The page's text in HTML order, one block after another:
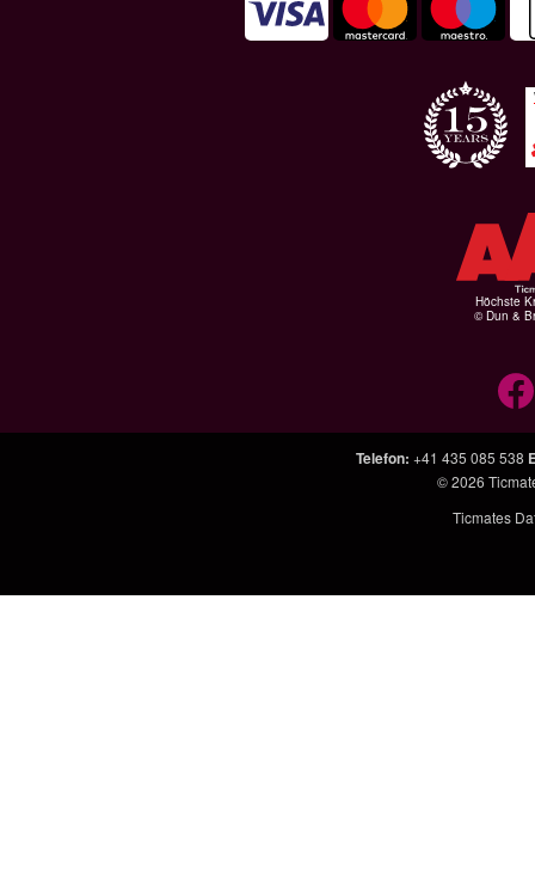
Höchste
© Dun &
Telefon: +41 435 085 538
© 2026
Ticmates